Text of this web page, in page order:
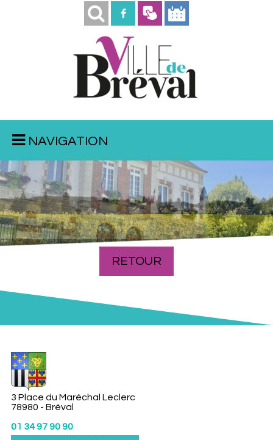
NAVIGATION
Mairie
RETOUR
3 Place du Maréchal Leclerc
78980 - Bréval
01 34 97 90 90